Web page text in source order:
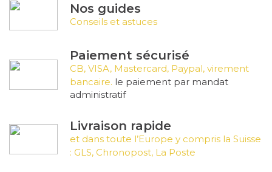
Nos guides
Conseils et astuces
Paiement sécurisé
CB, VISA, Mastercard, Paypal, virement
bancaire. le paiement par mandat
administratif
Livraison rapide
et dans toute l’Europe y compris la Suisse
: GLS, Chronopost, La Poste